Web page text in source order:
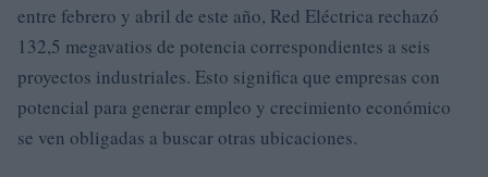
entre febrero y abril de este año, Red Eléctrica rechazó
132,5 megavatios de potencia correspondientes a seis
proyectos industriales. Esto significa que empresas con
potencial para generar empleo y crecimiento económico
se ven obligadas a buscar otras ubicaciones.